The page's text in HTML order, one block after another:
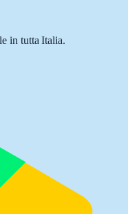
in tutta Italia.